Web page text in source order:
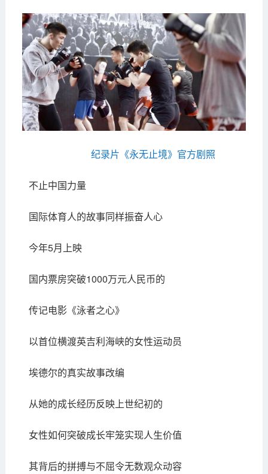
纪录片《永无止境》官方剧照
不止中国力量
国际体育人的故事同样振奋人心
今年5月上映
国内票房突破1000万元人民币的
传记电影《泳者之心》
以首位横渡英吉利海峡的女性运动员
埃德尔的真实故事改编
从她的成长经历反映上世纪初的
女性如何突破成长牢笼实现人生价值
其背后的拼搏与不屈令无数观众动容